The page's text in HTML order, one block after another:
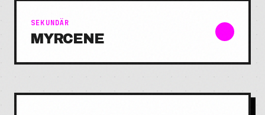
SEKUNDÄR
MYRCENE